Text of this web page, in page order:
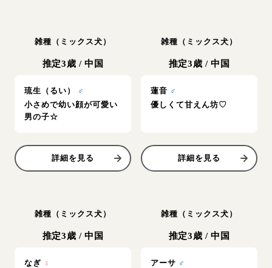
雑種（ミックス犬）
推定3歳 / 中国
琉生（るい）
♂
小さめで幼い顔が可愛い
男の子☆
詳細を見る
雑種（ミックス犬）
推定3歳 / 中国
蓮音 ♂
優しくて甘えん坊♡
詳細を見る
雑種（ミックス犬）
推定3歳 / 中国
なぎ ♀
雑種（ミックス犬）
推定3歳 / 中国
アーサ ♂